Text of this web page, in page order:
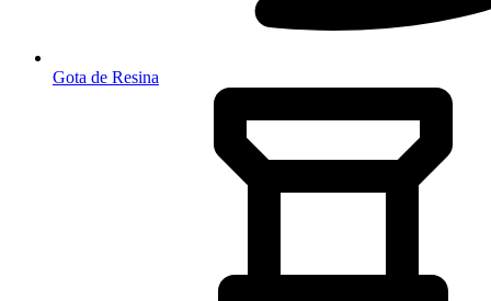
Gota de Resina